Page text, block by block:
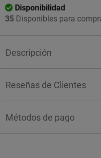
Disponibilidad
35 Disponibles para
Descripción
Reseñas de Clientes
Métodos de pago